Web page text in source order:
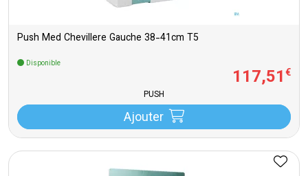
Push Med Chevillere Gauche 38-41cm T5
Disponible
117,51€
PUSH
Ajouter